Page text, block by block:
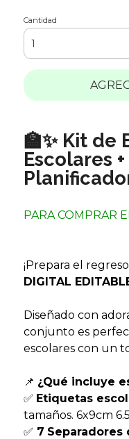
Cantidad
🏫✨ Kit de
Escolares
PARA COMPRAR
¡Prepara el
DIGITAL
Diseñado con
conjunto es
escolares con un
📌 ¿Qué incluye
✅ Etiquetas
tamaños. 6x9cm
✅ 7 Separadores